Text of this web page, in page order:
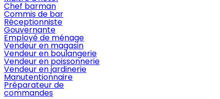
Chef barman
Commis de bar
Réceptionniste
Gouvernante
Employé de ménage
Vendeur en magasin
Vendeur en boulangerie
Vendeur en poissonnerie
Vendeur en jardinerie
Manutentionnaire
Préparateur de
commandes